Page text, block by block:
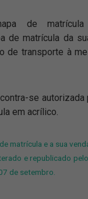
de
de matrícula da
de transporte à
se
em acrílico.
matrícula e a sua
e republicado
de setembro.